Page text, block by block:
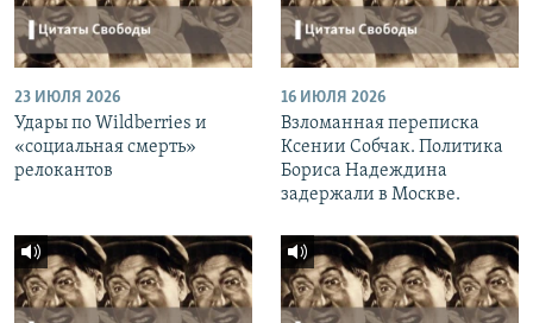
23 ИЮЛЯ 2026
Удары по Wildberries и
«социальная смерть»
релокантов
16 ИЮЛЯ 2026
Взломанная переписка
Ксении Собчак. Политика
Бориса Надеждина
задержали в Москве.